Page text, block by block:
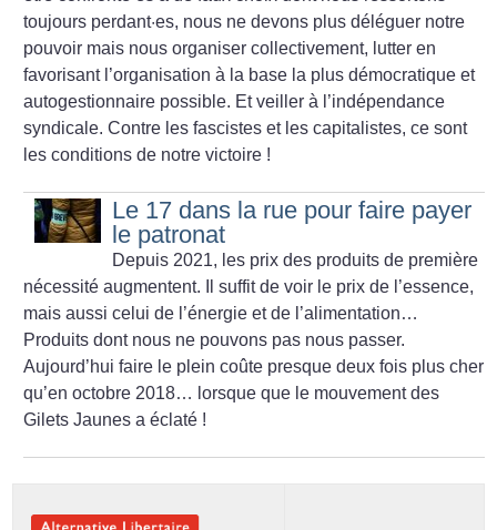
toujours perdant·es, nous ne devons plus déléguer notre
pouvoir mais nous organiser collectivement, lutter en
favorisant l’organisation à la base la plus démocratique et
autogestionnaire possible. Et veiller à l’indépendance
syndicale. Contre les fascistes et les capitalistes, ce sont
les conditions de notre victoire !
Le 17 dans la rue pour faire payer
le patronat
Depuis 2021, les prix des produits de première
nécessité augmentent. Il suffit de voir le prix de l’essence,
mais aussi celui de l’énergie et de l’alimentation…
Produits dont nous ne pouvons pas nous passer.
Aujourd’hui faire le plein coûte presque deux fois plus cher
qu’en octobre 2018… lorsque que le mouvement des
Gilets Jaunes a éclaté !